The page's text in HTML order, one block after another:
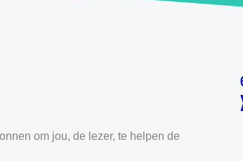
om jou, de lezer, te helpen de